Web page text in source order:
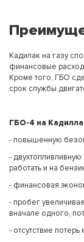
Кадилак на газу
финансовые
Кроме того, ГБО
срок службы
ГБО-4 на
- повышенную
-
работать и на
- финансовая
- пробег
вначале одного,
- отсутствие